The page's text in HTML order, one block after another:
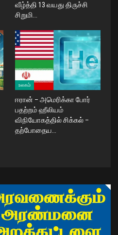
வீழ்த்தி 13 வயது திருச்சி
சிறுமி…
உலகம்
ஈரான் – அமெரிக்கா போர்
பதற்றம் ஹீலியம்
விநியோகத்தில் சிக்கல் –
தற்போதைய…